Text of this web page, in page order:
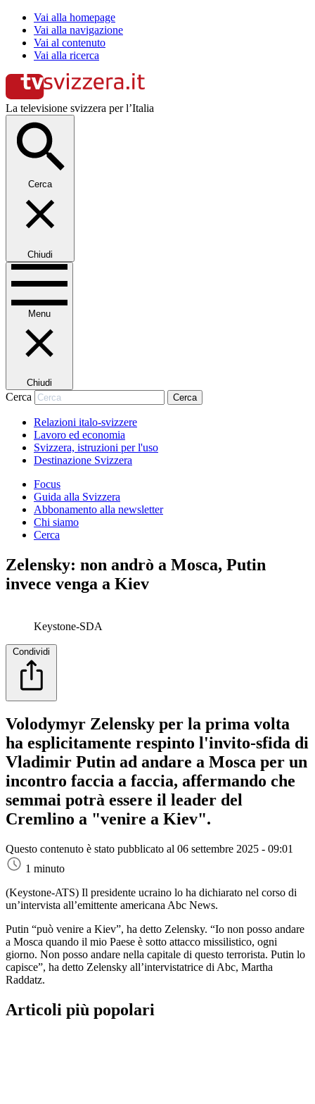
Vai alla homepage
Vai alla navigazione
Vai al contenuto
Vai alla ricerca
La televisione svizzera per l’Italia
Cerca
Chiudi
Menu
Chiudi
Cerca Cerca
Relazioni italo-svizzere
Lavoro ed economia
Svizzera, istruzioni per l'uso
Destinazione Svizzera
Focus
Guida alla Svizzera
Abbonamento alla newsletter
Chi siamo
Cerca
Zelensky: non andrò a Mosca, Putin
invece venga a Kiev
Keystone-SDA
Condividi
Volodymyr Zelensky per la prima volta
ha esplicitamente respinto l'invito-sfida di
Vladimir Putin ad andare a Mosca per un
incontro faccia a faccia, affermando che
semmai potrà essere il leader del
Cremlino a "venire a Kiev".
Questo contenuto è stato pubblicato al 06 settembre 2025 - 09:01
1 minuto
(Keystone-ATS) Il presidente ucraino lo ha dichiarato nel corso di
un’intervista all’emittente americana Abc News.
Putin “può venire a Kiev”, ha detto Zelensky. “Io non posso andare
a Mosca quando il mio Paese è sotto attacco missilistico, ogni
giorno. Non posso andare nella capitale di questo terrorista. Putin lo
capisce”, ha detto Zelensky all’intervistatrice di Abc, Martha
Raddatz.
Articoli più popolari